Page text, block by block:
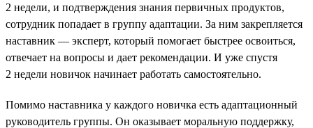
2 недели, и подтверждения знания первичных продуктов,
сотрудник попадает в группу адаптации. За ним закрепляется
наставник — эксперт, который помогает быстрее освоиться,
отвечает на вопросы и дает рекомендации. И уже спустя
2 недели новичок начинает работать самостоятельно.
Помимо наставника у каждого новичка есть адаптационный
руководитель группы. Он оказывает моральную поддержку,